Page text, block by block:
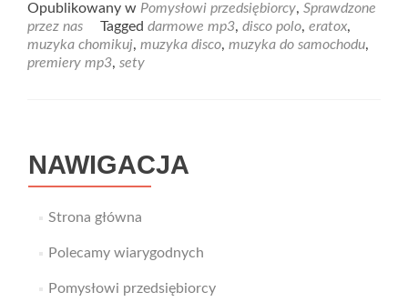
about
Eratox
–
Opublikowany w Pomysłowi przedsiębiorcy, Sprawdzone
przez nas
Tagged darmowe mp3, disco polo, eratox,
muzyka chomikuj, muzyka disco, muzyka do samochodu,
premiery mp3, sety
NAWIGACJA
Strona główna
Polecamy wiarygodnych
Pomysłowi przedsiębiorcy